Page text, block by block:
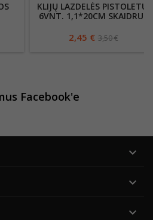
KLIJŲ LAZDELĖS PISTOLETUI
6VNT. 1,1*20CM SKAIDRUS
2,45 € 3,50 €
Facebook'e


